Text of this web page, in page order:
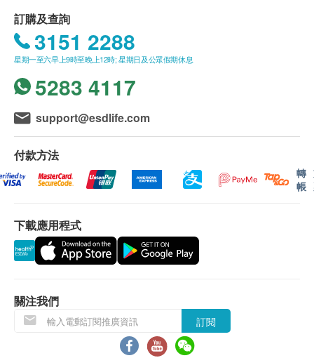
成長黃金期的骨骼發育。天然香桃及芒果風味液體
鈣，美味易吸收、不易便秘，不含人造色素、香精及
酪蛋白，讓孩子安心補鈣。
1. Lee, Warren TK, et al British Journal of Nutrition 74.1 (1995):
2. Heller, Howard J., et al, The Journal of Clinical Pharmacology
適用人士
支持的兒童，關注補充成骨因子，强健骨骼與牙齒生
長維護。
6-12個月幼兒：每天1次，每次半湯匙。
1至3歲兒童：每天1次，每次1湯匙。
4歲或以上兒童：每天2次，每次1湯匙。
打鼓嶺, 離島(大嶼山 (包括愉景灣), 南丫島, 長洲,
坪洲, 大澳, 梅窩, 昂平), 馬灣, 沙頭角, 落馬洲, 皇崗,
流浮山, 龍鼓灘, 踏石角, 機場。
訂單確認後將於3-5個工作天內送達指定送貨地
址。送貨日期及地址一經確認後將無法更改，否則
送貨日期及地址而引起之全數費用。
不排除運送時間會因節日而有所影響。當八號烈風
訊號懸掛或黑色暴雨警告生效時，送貨服務時間將
會延遲。
單上的貨品，健康網購health.ESDlife有權拒絕接
受該訂單，並且會於送貨前透過電話或電郵通知顧
客再作安排。
保證
貨品質量保證，於顧客收到產品當日起計，食用期
應最少有6個月或以上 ( 6 個月以下之產品會列明
訂購及查詢
3151 2288
星期一至六早上9時至晚上12時; 星期日及公眾假期休息
5283 4117
support@esdlife.com
付款方法
轉
帳
下載應用程式
關注我們
訂閱